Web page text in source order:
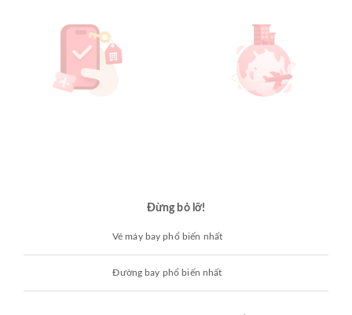
Đừng bỏ lỡ!
Vé máy bay phổ biến nhất
Đường bay phổ biến nhất